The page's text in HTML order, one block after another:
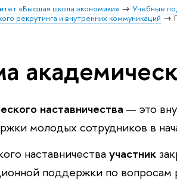
«Высшая школа экономики» Учебные
рекрутинга и внутренних коммуникаций
наставничества — это
молодых сотрудников в
наставничестваучастник
поддержки по